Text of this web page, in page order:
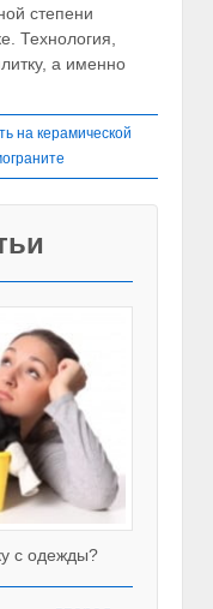
степени
Технология,
а именно
на керамической
с одежды?